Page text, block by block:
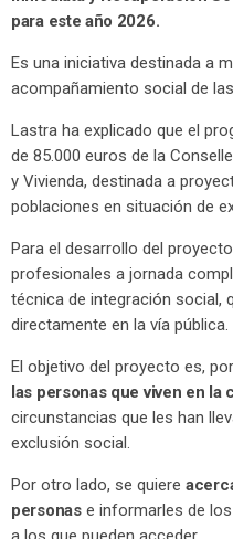
para este año 2026.
Es una iniciativa destinada a
acompañamiento social de
Lastra ha explicado que el
de 85.000 euros de la
y Vivienda, destinada a
poblaciones en situación de
Para el desarrollo del
profesionales a jornada
técnica de integración social,
directamente en la vía pública.
El objetivo del proyecto es,
las personas que viven en la
circunstancias que les han
exclusión social.
Por otro lado, se quiere
personase informarles de